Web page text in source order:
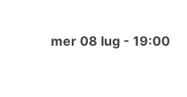
mer 08 lug - 19:00